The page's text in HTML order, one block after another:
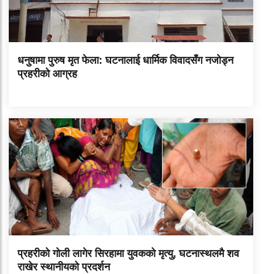
धनुषामा पुरुष मृत फेला: घटनालाई धार्मिक विवादसँग नजोड्न
प्रहरीको आग्रह
प्रहरीको गोली लागेर सिरहामा युवकको मृत्यु, घटनास्थलमै शव
राखेर स्थानीयको प्रदर्शन